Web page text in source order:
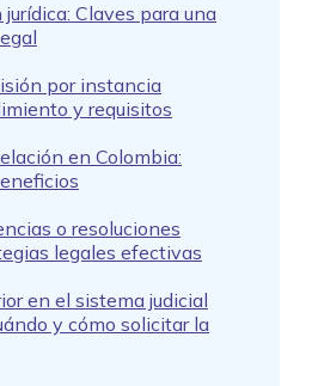
Claves para una
por instancia
y requisitos
en Colombia:
o resoluciones
legales efectivas
en el sistema judicial
y cómo solicitar la